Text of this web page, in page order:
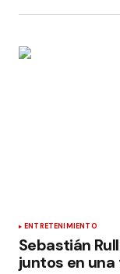
ENTRETENIMIENTO
Sebastián
juntos en